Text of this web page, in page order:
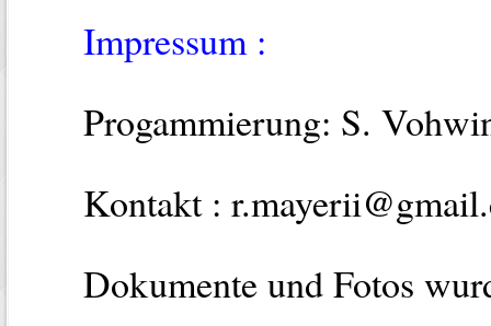
Impressum :
Progammierung: S.
Kontakt :
Dokumente und Fotos